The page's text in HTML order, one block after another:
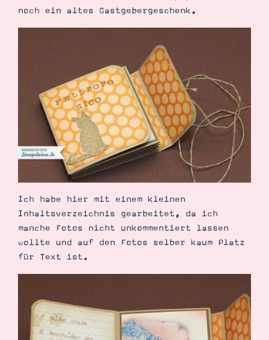
Suche Impressum Datenschutz
noch ein altes Gastgebergeschenk.
Ich habe hier mit einem kleinen
Inhaltsverzeichnis gearbeitet, da ich
manche Fotos nicht unkommentiert lassen
wollte und auf den Fotos selber kaum Platz
für Text ist.